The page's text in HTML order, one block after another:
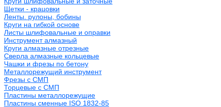
Щетки - крацовки
Ленты. рулоны, бобины
Круги на гибкой основе
Листы шлифовальные и оправки
Инструмент алмазный
Круги алмазные отрезные
Сверла алмазные кольцевые
Чашки и фрезы по бетону
Металлорежущий инструмент
Фрезы с СМП
Торцевые с СМП
Пластины металлорежущие
Пластины сменные ISO 1832-85